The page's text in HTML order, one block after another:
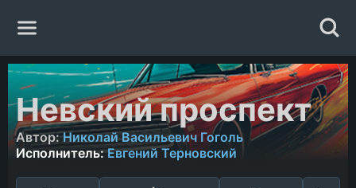
Главная
Жанры
Авторы
Невский проспект
Автор:Николай Васильевич Гоголь
Исполнитель:Евгений Терновский